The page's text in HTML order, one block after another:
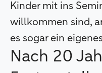
Kinder mit ins
willkommen sind,
es sogar ein
Nach 20